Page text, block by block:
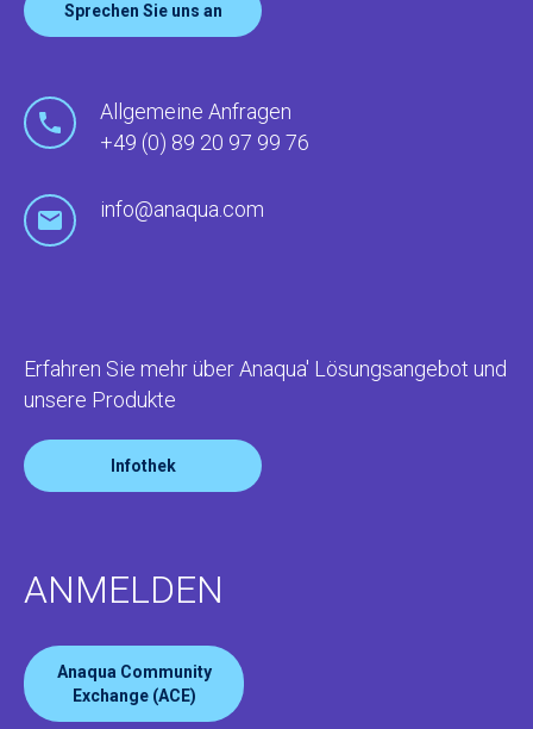
Sprechen Sie uns an
Allgemeine Anfragen
+49 (0) 89 20 97 99 76
info@anaqua.com
Erfahren Sie mehr über Anaqua' Lösungsangebot und
unsere Produkte
Infothek
ANMELDEN
Anaqua Community
Exchange (ACE)